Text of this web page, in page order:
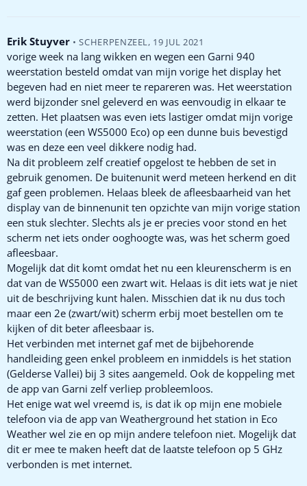
Erik Stuyver • SCHERPENZEEL, 19 JUL 2021
vorige week na lang wikken en wegen een Garni 940
weerstation besteld omdat van mijn vorige het display het
begeven had en niet meer te repareren was. Het weerstation
werd bijzonder snel geleverd en was eenvoudig in elkaar te
zetten. Het plaatsen was even iets lastiger omdat mijn vorige
weerstation (een WS5000 Eco) op een dunne buis bevestigd
was en deze een veel dikkere nodig had.
Na dit probleem zelf creatief opgelost te hebben de set in
gebruik genomen. De buitenunit werd meteen herkend en dit
gaf geen problemen. Helaas bleek de afleesbaarheid van het
display van de binnenunit ten opzichte van mijn vorige station
een stuk slechter. Slechts als je er precies voor stond en het
scherm net iets onder ooghoogte was, was het scherm goed
afleesbaar.
Mogelijk dat dit komt omdat het nu een kleurenscherm is en
dat van de WS5000 een zwart wit. Helaas is dit iets wat je niet
uit de beschrijving kunt halen. Misschien dat ik nu dus toch
maar een 2e (zwart/wit) scherm erbij moet bestellen om te
kijken of dit beter afleesbaar is.
Het verbinden met internet gaf met de bijbehorende
handleiding geen enkel probleem en inmiddels is het station
(Gelderse Vallei) bij 3 sites aangemeld. Ook de koppeling met
de app van Garni zelf verliep probleemloos.
Het enige wat wel vreemd is, is dat ik op mijn ene mobiele
telefoon via de app van Weatherground het station in Eco
Weather wel zie en op mijn andere telefoon niet. Mogelijk dat
dit er mee te maken heeft dat de laatste telefoon op 5 GHz
verbonden is met internet.